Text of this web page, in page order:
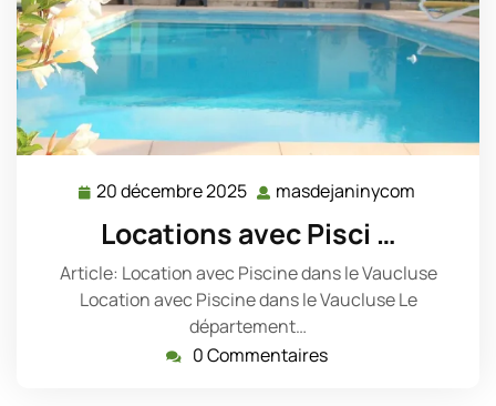
20 décembre 2025 20
décembre
2025
masdejaninycom
Locations avec Pisci …
Article: Location avec Piscine dans le Vaucluse
Location avec Piscine dans le Vaucluse Le
département…
0 Commentaires